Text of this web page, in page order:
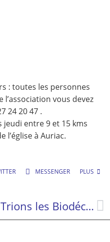
: toutes les personnes
vous devez
24 20 47 .
entre 9 et 15 kms
l’église à Auriac.
MESSENGER PLUS
Trions les Biodéchets !